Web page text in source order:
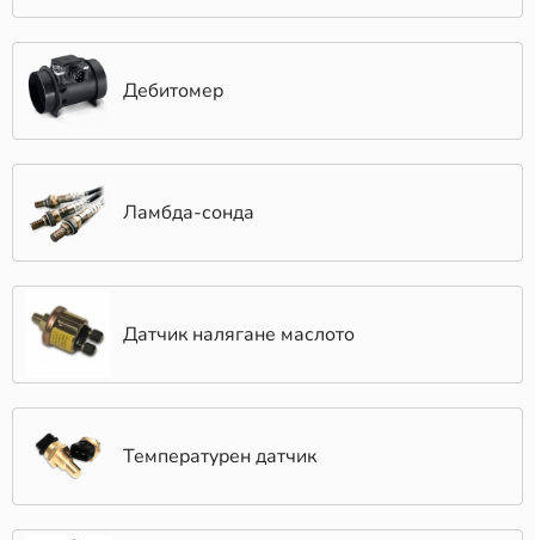
Дебитомер
Ламбда-сонда
Датчик налягане маслото
Температурен датчик